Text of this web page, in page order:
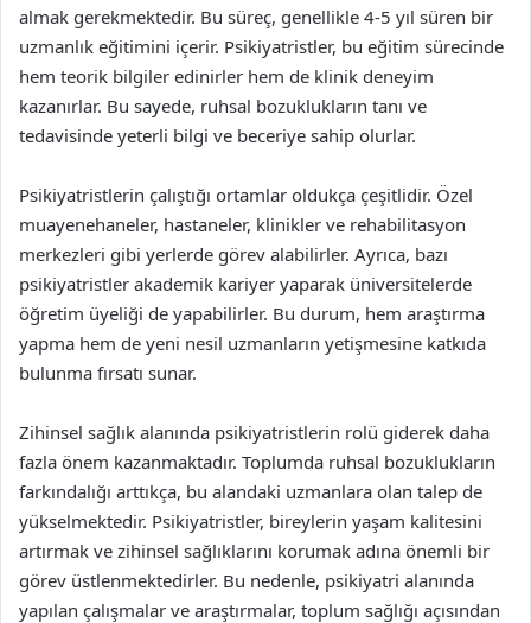
almak gerekmektedir. Bu süreç, genellikle 4-5 yıl süren bir
uzmanlık eğitimini içerir. Psikiyatristler, bu eğitim sürecinde
hem teorik bilgiler edinirler hem de klinik deneyim
kazanırlar. Bu sayede, ruhsal bozuklukların tanı ve
tedavisinde yeterli bilgi ve beceriye sahip olurlar.
Psikiyatristlerin çalıştığı ortamlar oldukça çeşitlidir. Özel
muayenehaneler, hastaneler, klinikler ve rehabilitasyon
merkezleri gibi yerlerde görev alabilirler. Ayrıca, bazı
psikiyatristler akademik kariyer yaparak üniversitelerde
öğretim üyeliği de yapabilirler. Bu durum, hem araştırma
yapma hem de yeni nesil uzmanların yetişmesine katkıda
bulunma fırsatı sunar.
Zihinsel sağlık alanında psikiyatristlerin rolü giderek daha
fazla önem kazanmaktadır. Toplumda ruhsal bozuklukların
farkındalığı arttıkça, bu alandaki uzmanlara olan talep de
yükselmektedir. Psikiyatristler, bireylerin yaşam kalitesini
artırmak ve zihinsel sağlıklarını korumak adına önemli bir
görev üstlenmektedirler. Bu nedenle, psikiyatri alanında
yapılan çalışmalar ve araştırmalar, toplum sağlığı açısından